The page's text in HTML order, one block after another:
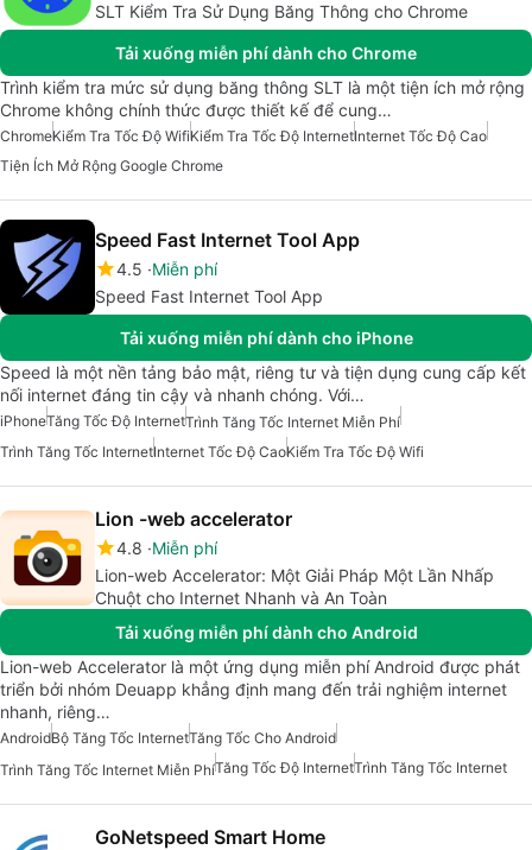
SLT Kiểm Tra Sử Dụng Băng Thông cho Chrome
Tải xuống miễn phí dành cho Chrome
Trình kiểm tra mức sử dụng băng thông SLT là một tiện ích mở rộng
Chrome không chính thức được thiết kế để cung…
ChromeKiểm Tra Tốc Độ WifiKiểm Tra Tốc Độ InternetInternet Tốc Độ Cao
Tiện Ích Mở Rộng Google Chrome
Speed Fast Internet Tool App
4.5 Miễn phí
Speed Fast Internet Tool App
Tải xuống miễn phí dành cho iPhone
Speed là một nền tảng bảo mật, riêng tư và tiện dụng cung cấp kết
nối internet đáng tin cậy và nhanh chóng. Với…
iPhoneTăng Tốc Độ InternetTrình Tăng Tốc Internet Miễn Phí
Trình Tăng Tốc InternetInternet Tốc Độ CaoKiểm Tra Tốc Độ Wifi
Lion -web accelerator
4.8 Miễn phí
Lion-web Accelerator: Một Giải Pháp Một Lần Nhấp
Chuột cho Internet Nhanh và An Toàn
Tải xuống miễn phí dành cho Android
Lion-web Accelerator là một ứng dụng miễn phí Android được phát
triển bởi nhóm Deuapp khẳng định mang đến trải nghiệm internet
nhanh, riêng…
AndroidBộ Tăng Tốc InternetTăng Tốc Cho Android
Trình Tăng Tốc Internet Miễn PhíTăng Tốc Độ InternetTrình Tăng Tốc Internet
GoNetspeed Smart Home